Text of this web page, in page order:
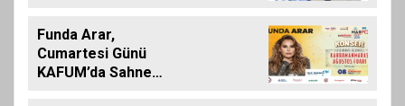
Funda Arar,
Cumartesi Günü
KAFUM’da Sahne